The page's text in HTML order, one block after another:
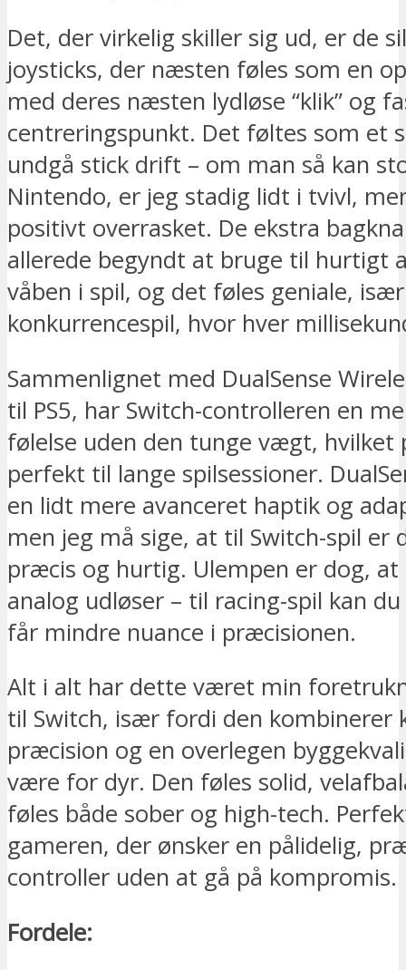
Det, der virkelig skiller sig ud, er de
joysticks, der næsten føles som en
med deres næsten lydløse “klik” og
centreringspunkt. Det føltes som et
undgå stick drift – om man så kan
Nintendo, er jeg stadig lidt i tvivl,
positivt overrasket. De ekstra
allerede begyndt at bruge til hurtigt
våben i spil, og det føles geniale,
konkurrencespil, hvor hver
Sammenlignet med DualSense
til PS5, har Switch-controlleren en
følelse uden den tunge vægt, hvilket
perfekt til lange spilsessioner.
en lidt mere avanceret haptik og
men jeg må sige, at til Switch-spil er
præcis og hurtig. Ulempen er dog,
analog udløser – til racing-spil kan
får mindre nuance i præcisionen.
Alt i alt har dette været min
til Switch, især fordi den kombinerer
præcision og en overlegen
være for dyr. Den føles solid,
føles både sober og high-tech.
gameren, der ønsker en pålidelig,
controller uden at gå på kompromis.
Fordele: